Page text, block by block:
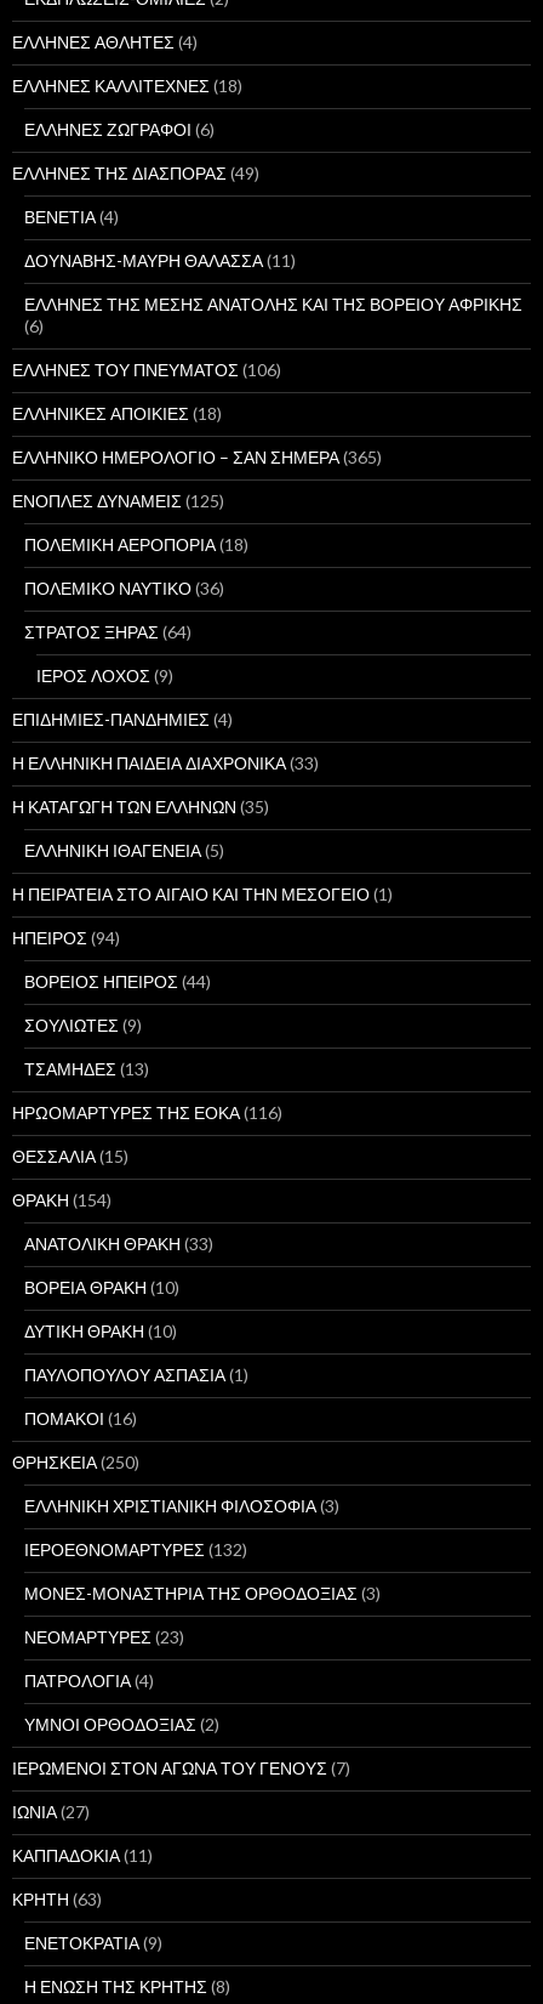
ΕΛΛΗΝΕΣ ΑΘΛΗΤΕΣ (4)
ΕΛΛΗΝΕΣ ΚΑΛΛΙΤΕΧΝΕΣ (18)
ΕΛΛΗΝΕΣ ΖΩΓΡΑΦΟΙ (6)
ΕΛΛΗΝΕΣ ΤΗΣ ΔΙΑΣΠΟΡΑΣ (49)
ΒΕΝΕΤΙΑ(4)
ΔΟΥΝΑΒΗΣ-ΜΑΥΡΗ ΘΑΛΑΣΣΑ(11)
ΕΛΛΗΝΕΣ ΤΗΣ ΜΕΣΗΣ ΑΝΑΤΟΛΗΣ ΚΑΙ ΤΗΣ ΒΟΡΕΙΟΥ ΑΦΡΙΚΗΣ
(6)
ΕΛΛΗΝΕΣ ΤΟΥ ΠΝΕΥΜΑΤΟΣ (106)
ΕΛΛΗΝΙΚΕΣ ΑΠΟΙΚΙΕΣ (18)
ΕΛΛΗΝΙΚΟ ΗΜΕΡΟΛΟΓΙΟ – ΣΑΝ ΣΗΜΕΡΑ(365)
ΕΝΟΠΛΕΣ ΔΥΝΑΜΕΙΣ (125)
ΠΟΛΕΜΙΚΗ ΑΕΡΟΠΟΡΙΑ(18)
ΠΟΛΕΜΙΚΟ ΝΑΥΤΙΚΟ(36)
ΣΤΡΑΤΟΣ ΞΗΡΑΣ (64)
ΙΕΡΟΣ ΛΟΧΟΣ (9)
ΕΠΙΔΗΜΙΕΣ-ΠΑΝΔΗΜΙΕΣ (4)
Η ΕΛΛΗΝΙΚΗ ΠΑΙΔΕΙΑ ΔΙΑΧΡΟΝΙΚΑ(33)
Η ΚΑΤΑΓΩΓΗ ΤΩΝ ΕΛΛΗΝΩΝ (35)
ΕΛΛΗΝΙΚΗ ΙΘΑΓΕΝΕΙΑ(5)
Η ΠΕΙΡΑΤΕΙΑ ΣΤΟ ΑΙΓΑΙΟ ΚΑΙ ΤΗΝ ΜΕΣΟΓΕΙΟ(1)
ΗΠΕΙΡΟΣ (94)
ΒΟΡΕΙΟΣ ΗΠΕΙΡΟΣ (44)
ΣΟΥΛΙΩΤΕΣ (9)
ΤΣΑΜΗΔΕΣ (13)
ΗΡΩΟΜΑΡΤΥΡΕΣ ΤΗΣ ΕΟΚΑ(116)
ΘΕΣΣΑΛΙΑ(15)
ΘΡΑΚΗ (154)
ΑΝΑΤΟΛΙΚΗ ΘΡΑΚΗ (33)
ΒΟΡΕΙΑ ΘΡΑΚΗ (10)
ΔΥΤΙΚΗ ΘΡΑΚΗ (10)
ΠΑΥΛΟΠΟΥΛΟΥ ΑΣΠΑΣΙΑ(1)
ΠΟΜΑΚΟΙ (16)
ΘΡΗΣΚΕΙΑ(250)
ΕΛΛΗΝΙΚΗ ΧΡΙΣΤΙΑΝΙΚΗ ΦΙΛΟΣΟΦΙΑ(3)
ΙΕΡΟΕΘΝΟΜΑΡΤΥΡΕΣ (132)
ΜΟΝΕΣ-ΜΟΝΑΣΤΗΡΙΑ ΤΗΣ ΟΡΘΟΔΟΞΙΑΣ (3)
ΝΕΟΜΑΡΤΥΡΕΣ (23)
ΠΑΤΡΟΛΟΓΙΑ(4)
ΥΜΝΟΙ ΟΡΘΟΔΟΞΙΑΣ (2)
ΙΕΡΩΜΕΝΟΙ ΣΤΟΝ ΑΓΩΝΑ ΤΟΥ ΓΕΝΟΥΣ (7)
ΙΩΝΙΑ(27)
ΚΑΠΠΑΔΟΚΙΑ(11)
ΚΡΗΤΗ (63)
ΕΝΕΤΟΚΡΑΤΙΑ(9)
Η ΕΝΩΣΗ ΤΗΣ ΚΡΗΤΗΣ (8)